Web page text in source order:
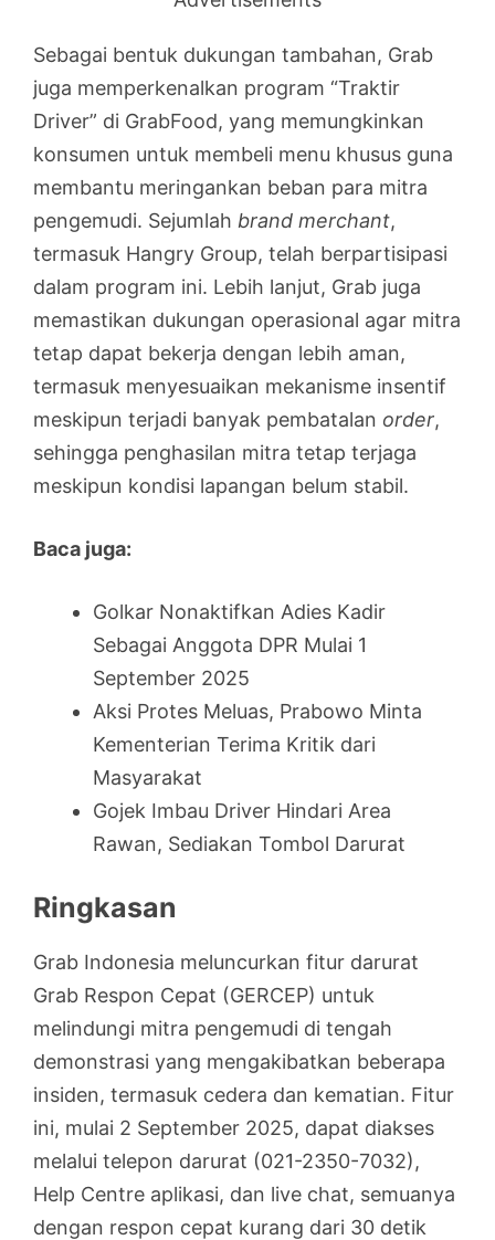
Sebagai bentuk dukungan tambahan, Grab
juga memperkenalkan program “Traktir
Driver” di GrabFood, yang memungkinkan
konsumen untuk membeli menu khusus guna
membantu meringankan beban para mitra
pengemudi. Sejumlah brand merchant,
termasuk Hangry Group, telah berpartisipasi
dalam program ini. Lebih lanjut, Grab juga
memastikan dukungan operasional agar mitra
tetap dapat bekerja dengan lebih aman,
termasuk menyesuaikan mekanisme insentif
meskipun terjadi banyak pembatalan order,
sehingga penghasilan mitra tetap terjaga
meskipun kondisi lapangan belum stabil.
Baca juga:
Golkar Nonaktifkan Adies Kadir
Sebagai Anggota DPR Mulai 1
September 2025
Aksi Protes Meluas, Prabowo Minta
Kementerian Terima Kritik dari
Masyarakat
Gojek Imbau Driver Hindari Area
Rawan, Sediakan Tombol Darurat
Ringkasan
Grab Indonesia meluncurkan fitur darurat
Grab Respon Cepat (GERCEP) untuk
melindungi mitra pengemudi di tengah
demonstrasi yang mengakibatkan beberapa
insiden, termasuk cedera dan kematian. Fitur
ini, mulai 2 September 2025, dapat diakses
melalui telepon darurat (021-2350-7032),
Help Centre aplikasi, dan live chat, semuanya
dengan respon cepat kurang dari 30 detik